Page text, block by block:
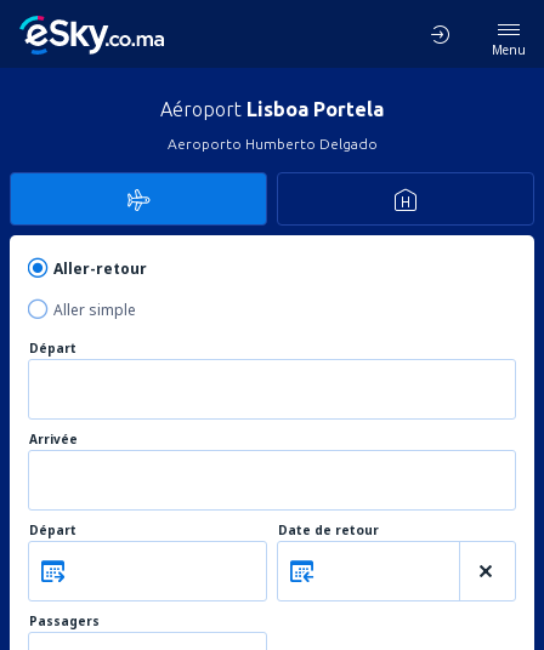
Menu
Aéroport Lisboa Portela
Aeroporto Humberto Delgado
Aller-retour
Aller simple
Départ
Arrivée
Départ Date de retour
Passagers